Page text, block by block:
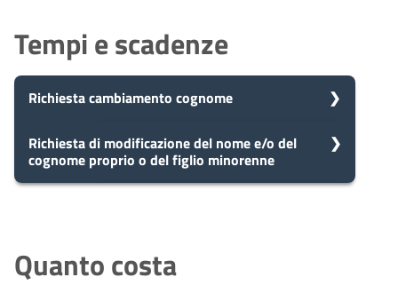
Tempi e scadenze
Richiesta cambiamento cognome
5
giorni
Presa in carico
Dopo aver presentato la tua
richiesta, il comune avvia il
Richiesta di modificazione del nome e/o del
cognome proprio o del figlio minorenne
procedimento e prenderà in carico
la tua domanda in 5 giorni.
Quanto costa